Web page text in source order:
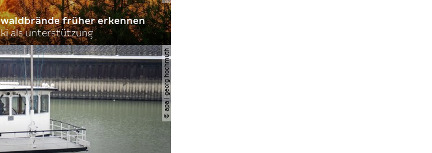
waldbrände früher erkennen
ki als unterstützung
© apa | georg hochmuth